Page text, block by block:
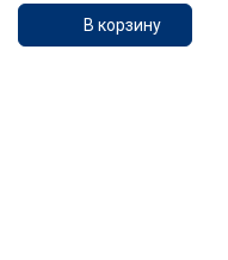
В корзину